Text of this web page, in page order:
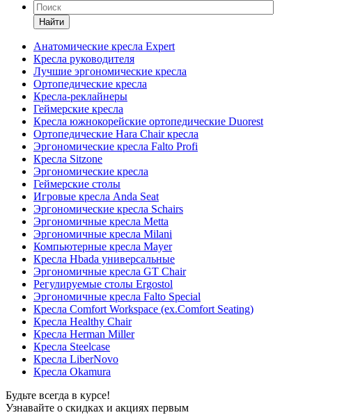
Найти
Анатомические кресла Expert
Кресла руководителя
Лучшие эргономические кресла
Ортопедические кресла
Кресла-реклайнеры
Геймерские кресла
Кресла южнокорейские ортопедические Duorest
Ортопедические Hara Chair кресла
Эргономические кресла Falto Profi
Кресла Sitzone
Эргономические кресла
Геймерские столы
Игровые кресла Anda Seat
Эргономические кресла Schairs
Эргономичные кресла Metta
Эргономичные кресла Milani
Компьютерные кресла Mayer
Кресла Hbada универсальные
Эргономичные кресла GT Chair
Регулируемые столы Ergostol
Эргономичные кресла Falto Special
Кресла Comfort Workspace (ex.Comfort Seating)
Кресла Healthy Chair
Кресла Herman Miller
Кресла Steelcase
Кресла LiberNovo
Кресла Okamura
Будьте всегда в курсе!
Узнавайте о скидках и акциях первым